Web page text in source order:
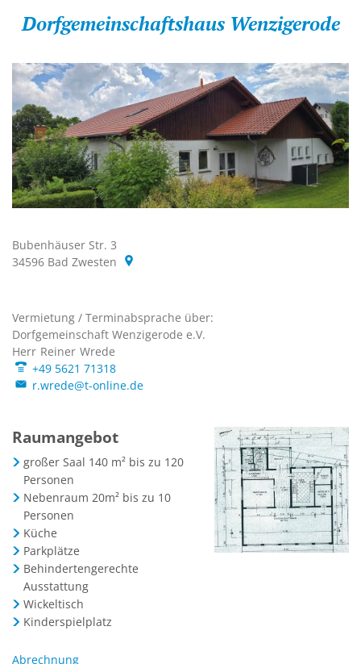
Dorfgemeinschaftshaus Wenzigerode
Bubenhäuser Str. 3
34596 Bad Zwesten
Vermietung / Terminabsprache über:
Dorfgemeinschaft Wenzigerode e.V.
Herr Reiner Wrede
+49 5621 71318
r.wrede@t-online.de
Raumangebot
großer Saal 140 m² bis zu 120
Personen
Nebenraum 20m² bis zu 10
Personen
Küche
Parkplätze
Behindertengerechte
Ausstattung
Wickeltisch
Kinderspielplatz
Abrechnung